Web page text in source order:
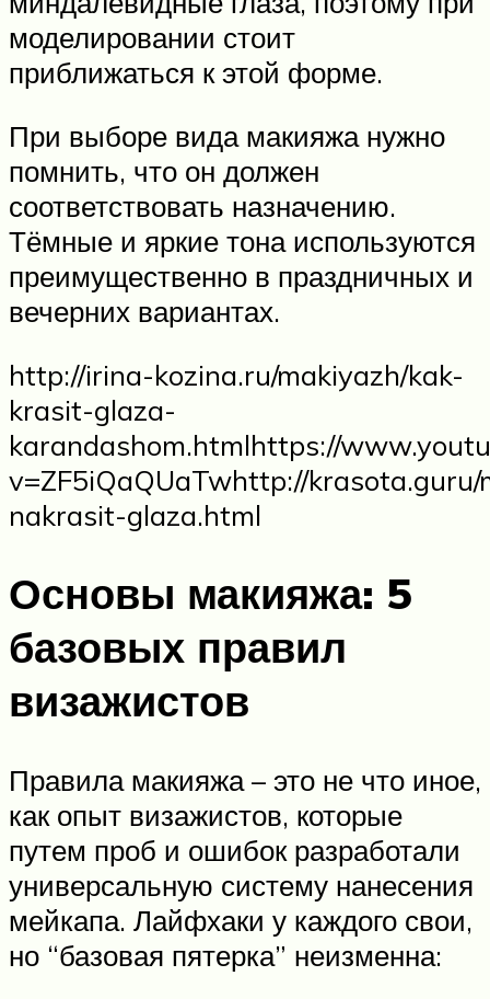
моделировании стоит
приближаться к этой форме.
При выборе вида макияжа нужно
помнить, что он должен
соответствовать назначению.
Тёмные и яркие тона используются
преимущественно в праздничных и
вечерних вариантах.
http://irina-kozina.ru/makiyazh/kak-
krasit-glaza-
karandashom.htmlhttps://
v=ZF5iQaQUaTwhttp://
nakrasit-glaza.html
Основы макияжа: 5
базовых правил
визажистов
Правила макияжа – это не что иное,
как опыт визажистов, которые
путем проб и ошибок разработали
универсальную систему нанесения
мейкапа. Лайфхаки у каждого свои,
но “базовая пятерка” неизменна: